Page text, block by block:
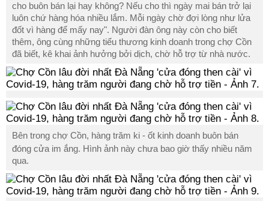
cho buôn bán lại hay không? Nếu cho thì ngày mai bán trở lại
luôn chứ hàng hóa nhiều lắm. Mỗi ngày chờ đợi lòng như lửa
đốt vì hàng để mấy nay". Người đàn ông này còn cho biết
thêm, ông cùng những tiểu thương kinh doanh trong chợ Cồn
đã biết, kê khai ảnh hưởng bởi dịch, chờ hỗ trợ từ nhà nước.
Bên trong chợ Cồn, hàng trăm ki - ốt kinh doanh buôn bán
đóng cửa im ắng. Hình ảnh này chưa bao giờ thấy nhiều năm
qua.